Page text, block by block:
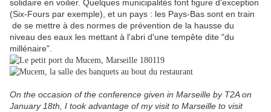
solidaire en voilier. Quelques municipalités font figure d'exception
(Six-Fours par exemple), et un pays : les Pays-Bas sont en train
de se mettre à des normes de prévention de la hausse du
niveau des eaux les mettant à l'abri d'une tempête dite "du
millénaire".
On the occasion of the conference given in Marseille by T2A on
January 18th, I took advantage of my visit to Marseille to visit